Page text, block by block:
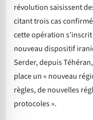
révolution saisissent
citant trois cas
cette opération
nouveau dispositif
Serder, depuis
place un « nouveau
règles, de nouvelles
protocoles ».